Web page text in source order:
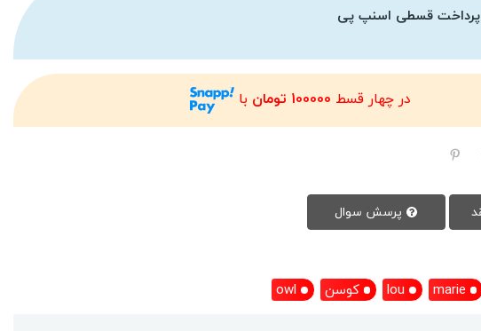
پرداخت قسطی اسنپ پی
در چهار قسط 100000 تومان با
marie
lou کوسن owl